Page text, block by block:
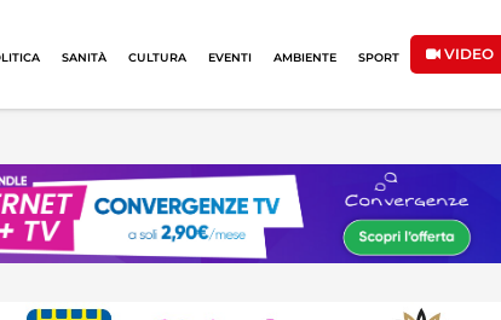
SANITÀ CULTURA EVENTI AMBIENTE SPORT VIDEO